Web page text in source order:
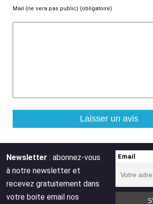
Mail (ne sera pas public) (obligatoire)
Newsletter : abonnez-vous
à notre newsletter et
recevez gratuitement dans
votre boite email nos
Email